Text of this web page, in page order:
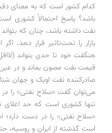
کدام کشور است که به معنای
باشد؟ پاسخ احتمالاً کشوری
نفت داشته باشد، چنان که
بازار را تحت‌تاثیر قرار دهد.
هنگفت خود تا حدی بتواند
قیمت نفت مصون بماند و در عین
صادرکننده نفت اوپک و جهان
می‌توان گفت «سلاح نفتی» را
تنها کشوری است که حد اعلای
«سلاح نفتی» را در دست دارد؛
است گذشته از ایران و روسیه،